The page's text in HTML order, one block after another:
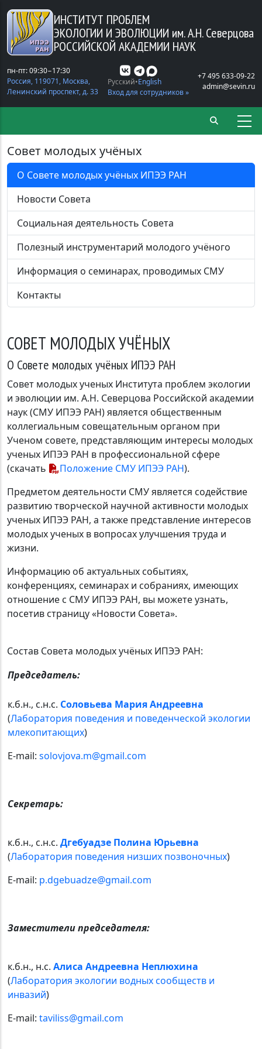
Перейти к основному содержанию
ИНСТИТУТ ПРОБЛЕМ
ЭКОЛОГИИ И ЭВОЛЮЦИИ им. А.Н. Северцова
РОССИЙСКОЙ АКАДЕМИИ НАУК
пн-пт: 09:30−17:30
Россия, 119071, Москва,
Ленинский проспект, д. 33
Русский English
Вход для сотрудников »
+7 495 633-09-22
admin@sevin.ru
Совет молодых учёных
О Совете молодых учёных ИПЭЭ РАН
Новости Совета
Социальная деятельность Совета
Полезный инструментарий молодого учёного
Информация о семинарах, проводимых СМУ
Контакты
ЗАГОЛОВОК
СОВЕТ МОЛОДЫХ УЧЁНЫХ
О Совете молодых учёных ИПЭЭ РАН
Совет молодых ученых Института проблем экологии
и эволюции им. А.Н. Северцова Российской академии
наук (СМУ ИПЭЭ РАН) является общественным
коллегиальным совещательным органом при
Ученом совете, представляющим интересы молодых
ученых ИПЭЭ РАН в профессиональной сфере
(скачать
Положение СМУ ИПЭЭ РАН).
Предметом деятельности СМУ является содействие
развитию творческой научной активности молодых
ученых ИПЭЭ РАН, а также представление интересов
молодых ученых в вопросах улучшения труда и
жизни.
Информацию об актуальных событиях,
конференциях, семинарах и собраниях, имеющих
отношение с СМУ ИПЭЭ РАН, вы можете узнать,
посетив страницу «Новости Cовета».
Состав Совета молодых учёных ИПЭЭ РАН:
Председатель:
к.б.н., c.н.с. Соловьева Мария Андреевна
(Лаборатория поведения и поведенческой экологии
млекопитающих)
E-mail: solovjova.m@gmail.com
Секретарь:
к.б.н., c.н.с. Дгебуадзе Полина Юрьевна
(Лаборатория поведения низших позвоночных)
E-mail: p.dgebuadze@gmail.com
Заместители председателя:
к.б.н., н.с. Алиса Андреевна Неплюхина
(Лаборатория экологии водных сообществ и
инвазий)
E-mail: taviliss@gmail.com